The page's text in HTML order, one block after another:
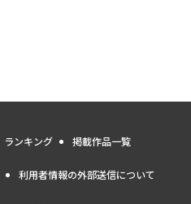
ランキング 掲載作品一覧
利用者情報の外部送信について